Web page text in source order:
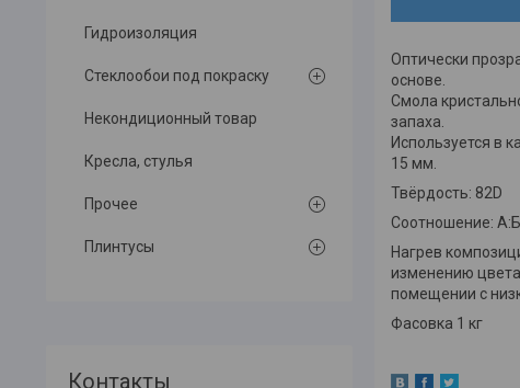
Оптически
основе.
Смола
запаха.
Используется в
15 мм.
Твёрдость: 82D
Соотношение:
Нагрев
изменению
помещении с
Фасовка 1 кг
Гидроизоляция
Стеклообои под покраску
Некондиционный товар
Кресла, стулья
Прочее
Плинтусы